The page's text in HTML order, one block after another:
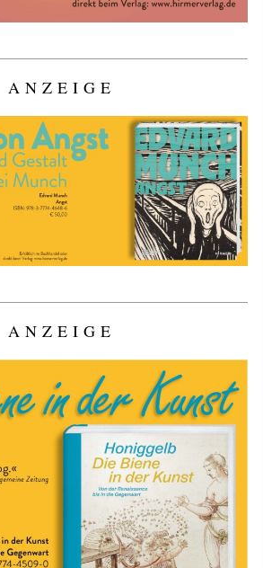
ANZEIGE
ANZEIGE